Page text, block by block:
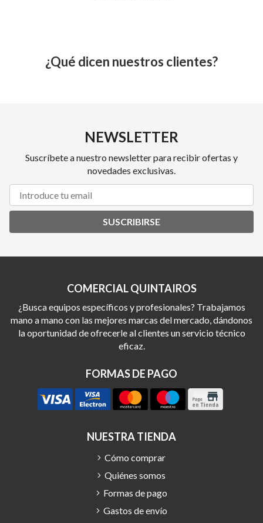
¿Qué dicen nuestros clientes?
NEWSLETTER
Suscríbete a nuestro newsletter para recibir ofertas y
novedades exclusivas.
SUSCRIBIRSE
COMERCIAL QUINTAIROS
¿Busca equipos específicos y profesionales? Trabajamos
mano a mano con las mejores marcas del mercado, dándonos
la oportunidad de ofrecerle al clientes un servicio técnico
eficaz.
FORMAS DE PAGO
NUESTRA TIENDA
Cómo comprar
Quiénes somos
Formas de pago
Gastos de envío